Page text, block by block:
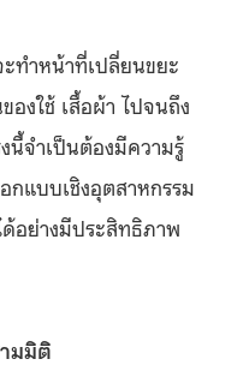
ทำหน้าที่เปลี่ยนขยะ
งใช้ เสื้อผ้า ไปจนถึง
นี้จำเป็นต้องมีความรู้
กแบบเชิงอุตสาหกรรม
อย่างมีประสิทธิภาพ
มมิติ